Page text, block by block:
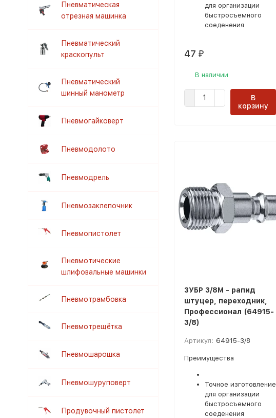
для организации
быстросъемного
соеденения
47 ₽
В наличии
В
корзину
ЗУБР 3/8M - рапид
штуцер, переходник,
Профессионал (64915-
3/8)
Артикул: 64915-3/8
Преимущества
Точное изготовление
для организации
быстросъемного
соеденения
Пневматическая
отрезная машинка
Пневматический
краскопульт
Пневматический
шинный манометр
Пневмогайковерт
Пневмодолото
Пневмодрель
Пневмозаклепочник
Пневмопистолет
Пневмотические
шлифовальные машинки
Пневмотрамбовка
Пневмотрещётка
Пневмошарошка
Пневмошуруповерт
Продувочный пистолет